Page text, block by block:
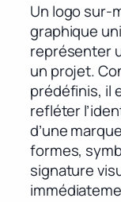
Un logo sur-
graphique
représenter
un projet.
prédéfinis, il
refléter
d’une
formes,
signature